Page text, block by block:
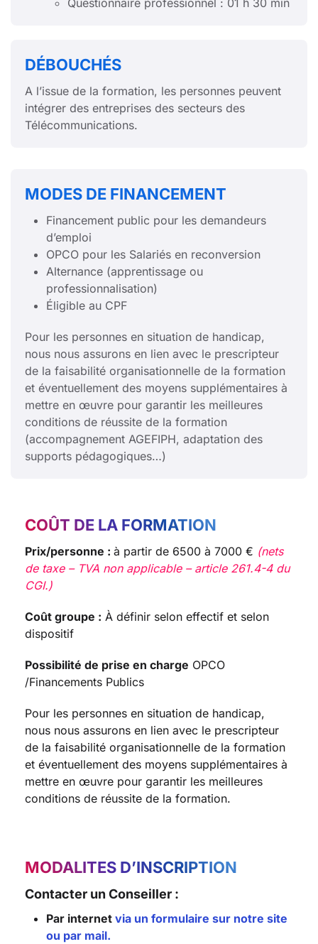
Questionnaire professionnel : 01 h 30 min
DÉBOUCHÉS
A l’issue de la formation, les personnes peuvent
intégrer des entreprises des secteurs des
Télécommunications.
MODES DE FINANCEMENT
Financement public pour les demandeurs
d’emploi
OPCO pour les Salariés en reconversion
Alternance (apprentissage ou
professionnalisation)
Éligible au CPF
Pour les personnes en situation de handicap,
nous nous assurons en lien avec le prescripteur
de la faisabilité organisationnelle de la formation
et éventuellement des moyens supplémentaires à
mettre en œuvre pour garantir les meilleures
conditions de réussite de la formation
(accompagnement AGEFIPH, adaptation des
supports pédagogiques…)
COÛT DE LA FORMATION
Prix/personne : à partir de 6500 à 7000 € (nets
de taxe – TVA non applicable – article 261.4-4 du
CGI.)
Coût groupe : À définir selon effectif et selon
dispositif
Possibilité de prise en charge OPCO
/Financements Publics
Pour les personnes en situation de handicap,
nous nous assurons en lien avec le prescripteur
de la faisabilité organisationnelle de la formation
et éventuellement des moyens supplémentaires à
mettre en œuvre pour garantir les meilleures
conditions de réussite de la formation.
MODALITES D’INSCRIPTION
Contacter un Conseiller :
Par internet via un formulaire sur notre site
ou par mail.